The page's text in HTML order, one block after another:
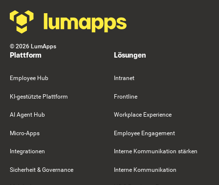
© 2026 LumApps
Plattform
Employee Hub
KI-gestützte Plattform
AI Agent Hub
Micro-Apps
Integrationen
Sicherheit & Governance
Lösungen
Intranet
Frontline
Workplace Experience
Employee Engagement
Interne Kommunikation stärken
Interne Kommunikation